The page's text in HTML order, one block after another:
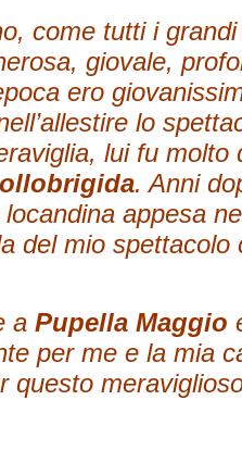
come tutti i
giovale,
ero
lo
lui fu molto
. Anni
appesa
del mio spettacolo
a Pupella Maggio
per me e la mia
questo